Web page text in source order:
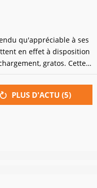
qu'appréciable à ses
en effet à disposition
gratos. Cette
build 1935" est antérieure
Du coup,
PLUS D'ACTU (5)